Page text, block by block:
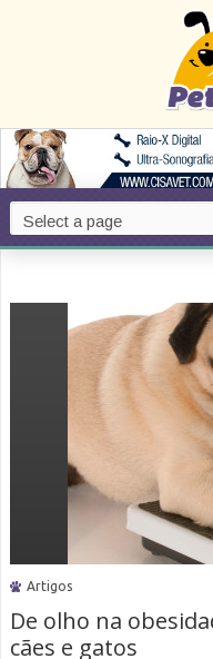
Artigos
De olho na
cães e gatos